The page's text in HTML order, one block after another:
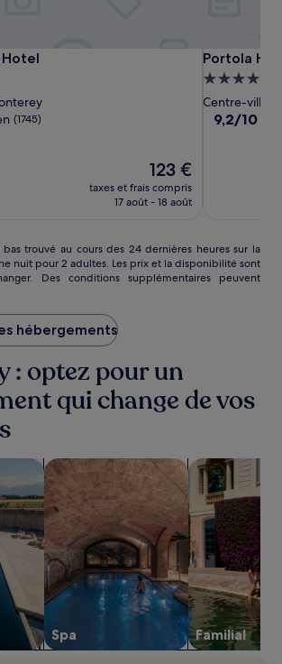
The
Monterey
Hotel
(1745)
Le
nouveau
prix
123 €
123 €
taxes et frais compris
17 août - 18 août
Portola
Hotel
&
Spa
Portola
Portola
4.0 étoiles
Centre-ville
9.2
9,2/10
trouvé au cours des 24 dernières heures sur la
nuit pour 2 adultes. Les prix et la disponibilité sont
Des conditions supplémentaires peuvent
hébergements
: optez pour un
qui change de vos
hébergements avec piscine
Spa
Rechercher des hébergements avec
Familial
Rechercher